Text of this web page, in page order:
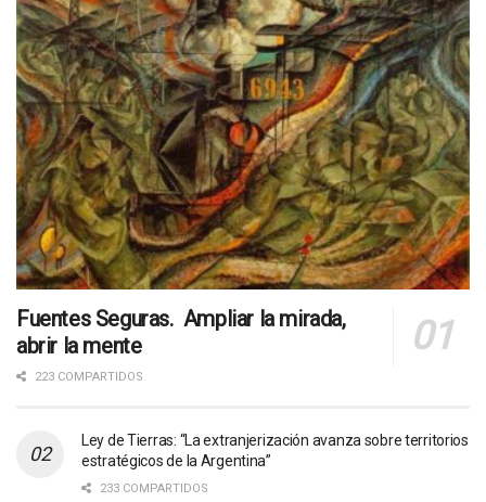
Fuentes Seguras. Ampliar la mirada,
abrir la mente
223 COMPARTIDOS
Ley de Tierras: “La extranjerización avanza sobre territorios
estratégicos de la Argentina”
233 COMPARTIDOS